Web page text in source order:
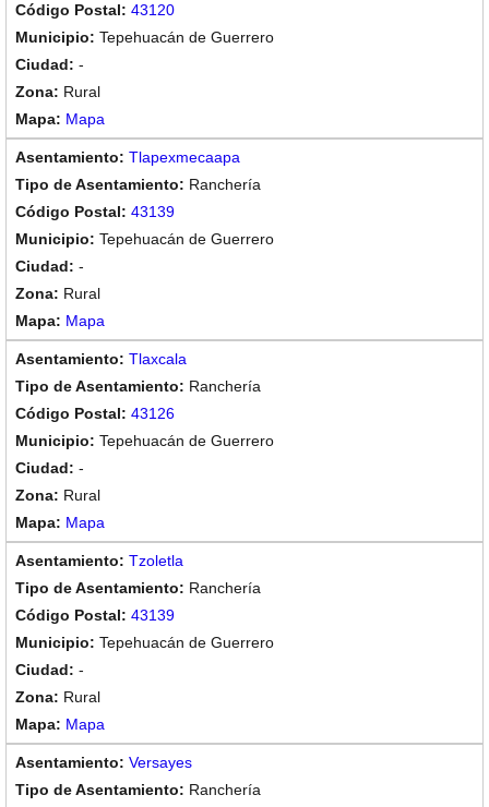
43120
Tepehuacán de Guerrero
-
Rural
Mapa
Tlapexmecaapa
Ranchería
43139
Tepehuacán de Guerrero
-
Rural
Mapa
Tlaxcala
Ranchería
43126
Tepehuacán de Guerrero
-
Rural
Mapa
Tzoletla
Ranchería
43139
Tepehuacán de Guerrero
-
Rural
Mapa
Versayes
Ranchería